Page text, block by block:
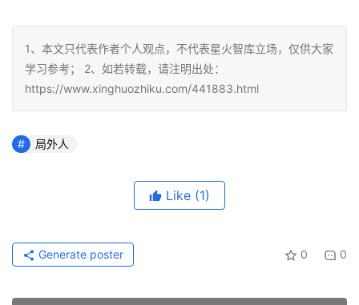
1、本文只代表作者个人观点，不代表星火智库立场，仅供大家
学习参考； 2、如若转载，请注明出处：
https://www.xinghuozhiku.com/441883.html
局外人
Like (1)
0 0
Generate poster